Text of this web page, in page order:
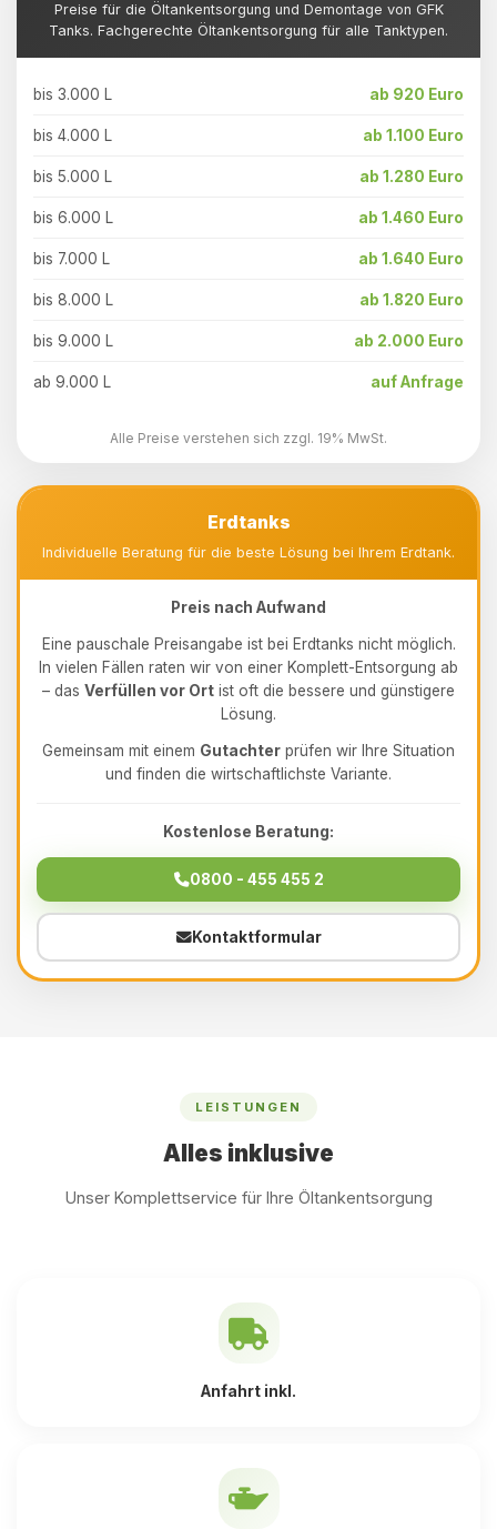
Preise für die Öltankentsorgung und Demontage von GFK
Tanks. Fachgerechte Öltankentsorgung für alle Tanktypen.
bis 3.000 L ab 920 Euro
bis 4.000 L ab 1.100 Euro
bis 5.000 L ab 1.280 Euro
bis 6.000 L ab 1.460 Euro
bis 7.000 L ab 1.640 Euro
bis 8.000 L ab 1.820 Euro
bis 9.000 L ab 2.000 Euro
ab 9.000 L auf Anfrage
Alle Preise verstehen sich zzgl. 19% MwSt.
Erdtanks
Individuelle Beratung für die beste Lösung bei Ihrem Erdtank.
Preis nach Aufwand
Eine pauschale Preisangabe ist bei Erdtanks nicht möglich.
In vielen Fällen raten wir von einer Komplett-Entsorgung ab
– das Verfüllen vor Ort ist oft die bessere und günstigere
Lösung.
Gemeinsam mit einem Gutachter prüfen wir Ihre Situation
und finden die wirtschaftlichste Variante.
Kostenlose Beratung:
0800 - 455 455 2
Kontaktformular
LEISTUNGEN
Alles inklusive
Unser Komplettservice für Ihre Öltankentsorgung
Anfahrt inkl.